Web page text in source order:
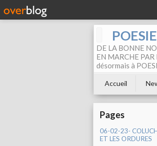
DE LA BONNE
EN MARCHE
désormais à
Accueil
Pages
06-02-23-
ET LES ORDURES